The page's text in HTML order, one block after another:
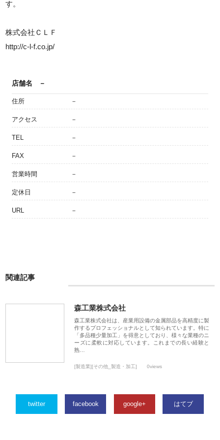
す。
株式会社ＣＬＦ
http://c-l-f.co.jp/
店舗名 －
住所 －
アクセス －
TEL －
FAX －
営業時間 －
定休日 －
URL －
関連記事
森工業株式会社
森工業株式会社は、産業用設備の金属部品を高精度に製
作するプロフェッショナルとして知られています。特に
「多品種少量加工」を得意としており、様々な業種のニ
ーズに柔軟に対応しています。これまでの長い経験と
熟…
[製造業][その他_製造・加工] 0views
twitter facebook google+ はてブ